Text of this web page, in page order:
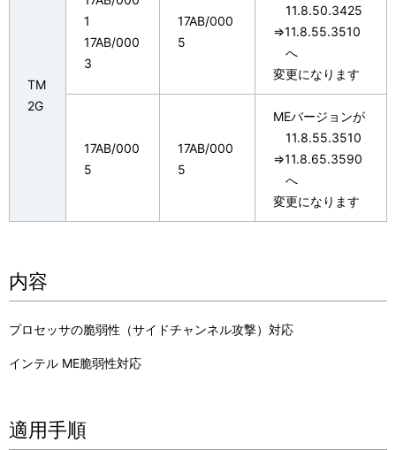
TM
2G
1
17AB/000
3
17AB/000
5
11.8.50.3425
⇒11.8.55.3510
へ
変更になります
17AB/000
5
17AB/000
5
MEバージョンが
11.8.55.3510
⇒11.8.65.3590
へ
変更になります
内容
プロセッサの脆弱性（サイドチャンネル攻撃）対応
インテル ME脆弱性対応
適用手順